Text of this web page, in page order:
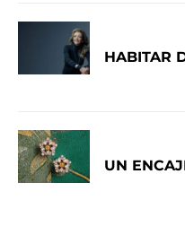
HABITAR
UN